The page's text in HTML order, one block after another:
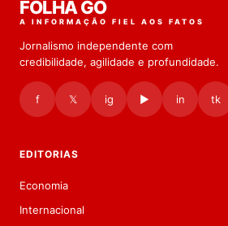
FOLHA GO
A INFORMAÇÃO FIEL AOS FATOS
Jornalismo independente com
credibilidade, agilidade e profundidade.
f 𝕏 ig ▶ in tk
EDITORIAS
Economia
Internacional